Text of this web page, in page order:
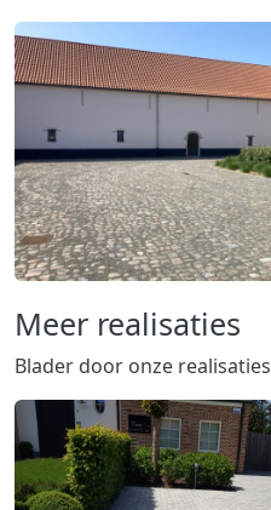
Meer realisaties
Blader door onze realisaties